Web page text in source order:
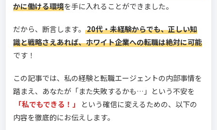
かに働ける環境を手に入れることができました。
だから、断言します。 20代・未経験からでも、正しい知
識と戦略さえあれば、ホワイト企業への転職は絶対に可能
です！
この記事では、私の経験と転職エージェントの内部事情を
踏まえ、あなたが「また失敗するかも…」という不安を
「私でもできる！」
という確信に変えるための、以下の
内容を徹底的にお伝えします。